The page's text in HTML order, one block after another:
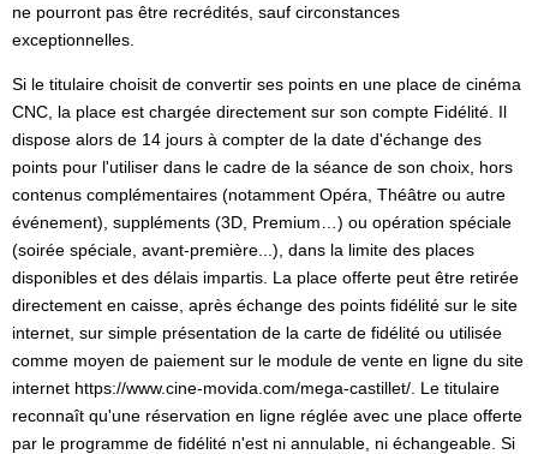
ne pourront pas être recrédités, sauf circonstances
exceptionnelles.
Si le titulaire choisit de convertir ses points en une place de cinéma
CNC, la place est chargée directement sur son compte Fidélité. Il
dispose alors de 14 jours à compter de la date d'échange des
points pour l'utiliser dans le cadre de la séance de son choix, hors
contenus complémentaires (notamment Opéra, Théâtre ou autre
événement), suppléments (3D, Premium…) ou opération spéciale
(soirée spéciale, avant-première...), dans la limite des places
disponibles et des délais impartis. La place offerte peut être retirée
directement en caisse, après échange des points fidélité sur le site
internet, sur simple présentation de la carte de fidélité ou utilisée
comme moyen de paiement sur le module de vente en ligne du site
internet https://www.cine-movida.com/mega-castillet/. Le titulaire
reconnaît qu'une réservation en ligne réglée avec une place offerte
par le programme de fidélité n'est ni annulable, ni échangeable. Si